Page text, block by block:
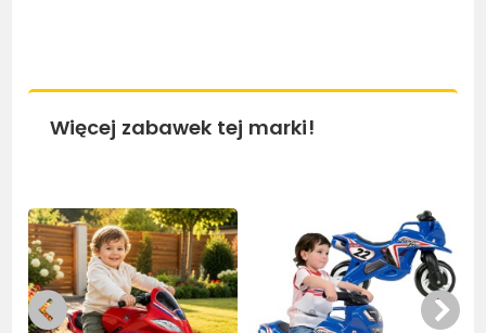
Więcej zabawek tej marki!